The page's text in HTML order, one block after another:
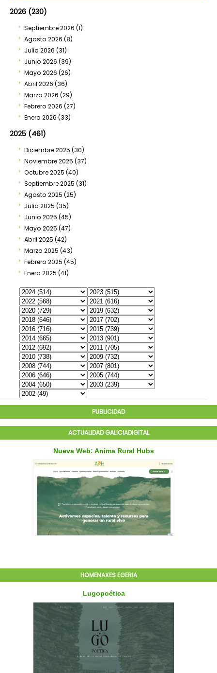
2026 (230)
Septiembre 2026 (1)
Agosto 2026 (8)
Julio 2026 (31)
Junio 2026 (39)
Mayo 2026 (26)
Abril 2026 (36)
Marzo 2026 (29)
Febrero 2026 (27)
Enero 2026 (33)
2025 (461)
Diciembre 2025 (30)
Noviembre 2025 (37)
Octubre 2025 (40)
Septiembre 2025 (31)
Agosto 2025 (25)
Julio 2025 (35)
Junio 2025 (45)
Mayo 2025 (47)
Abril 2025 (42)
Marzo 2025 (43)
Febrero 2025 (45)
Enero 2025 (41)
PUBLICIDAD
ACTUALIDAD GALICIADIGITAL
HOMENAXES EGERIA